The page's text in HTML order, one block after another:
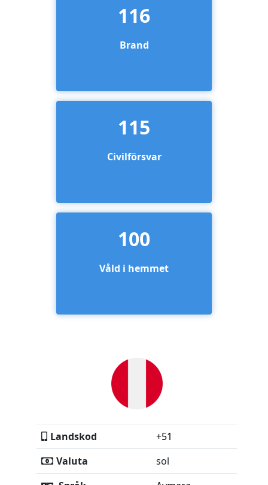
116
Brand
115
Civilförsvar
100
Våld i hemmet
Landskod
+51
Valuta
sol